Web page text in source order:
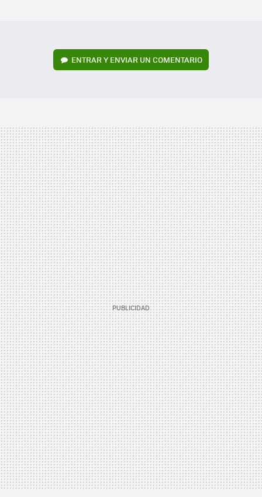
ENTRAR Y ENVIAR UN COMENTARIO